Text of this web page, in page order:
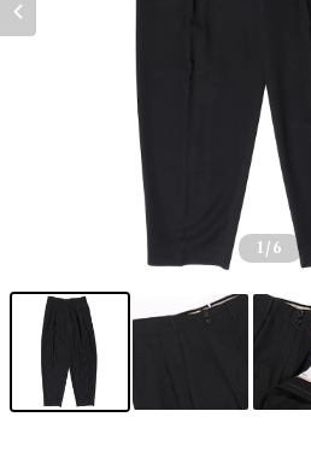
1 /6